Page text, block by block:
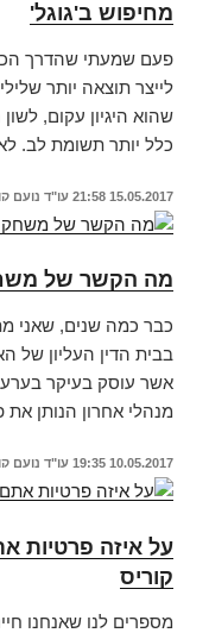
מחיפוש ב'גוגל'
פעם שמעתי שהדרך
לייצר תוצאה יותר
שהוא היגיון עקום,
כלל יותר תשומת לב.
15.05.2017
21:58 עו"ד נועם
מה הקשר של
כבר כמה שנים, שאני
בבית הדין העליון של
אשר עוסק בעיקר
מנהלי אחרון הנותן
10.05.2017
19:35 עו"ד נועם
על איזה פרטיות
קוריס
מספרים לנו שאנחנו